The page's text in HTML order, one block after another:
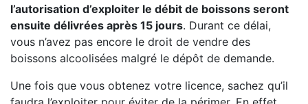
l’autorisation d’exploiter le débit de boissons seront
ensuite délivrées après 15 jours. Durant ce délai,
vous n’avez pas encore le droit de vendre des
boissons alcoolisées malgré le dépôt de demande.
Une fois que vous obtenez votre licence, sachez qu’il